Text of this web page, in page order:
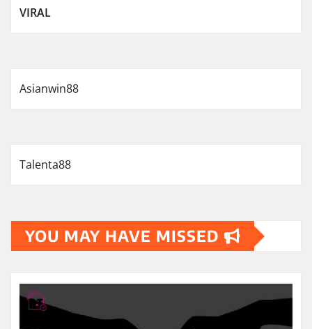
VIRAL
Asianwin88
Talenta88
YOU MAY HAVE MISSED